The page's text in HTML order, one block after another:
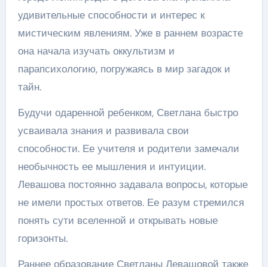
удивительные способности и интерес к
мистическим явлениям. Уже в раннем возрасте
она начала изучать оккультизм и
парапсихологию, погружаясь в мир загадок и
тайн.
Будучи одаренной ребенком, Светлана быстро
усваивала знания и развивала свои
способности. Ее учителя и родители замечали
необычность ее мышления и интуиции.
Левашова постоянно задавала вопросы, которые
не имели простых ответов. Ее разум стремился
понять сути вселенной и открывать новые
горизонты.
Раннее образование Светланы Левашовой также